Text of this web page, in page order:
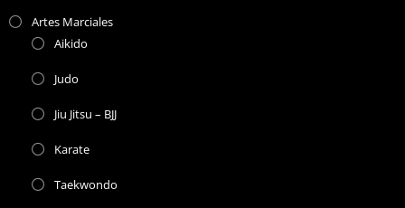
Artes Marciales
Aikido
Judo
Jiu Jitsu – BJJ
Karate
Taekwondo